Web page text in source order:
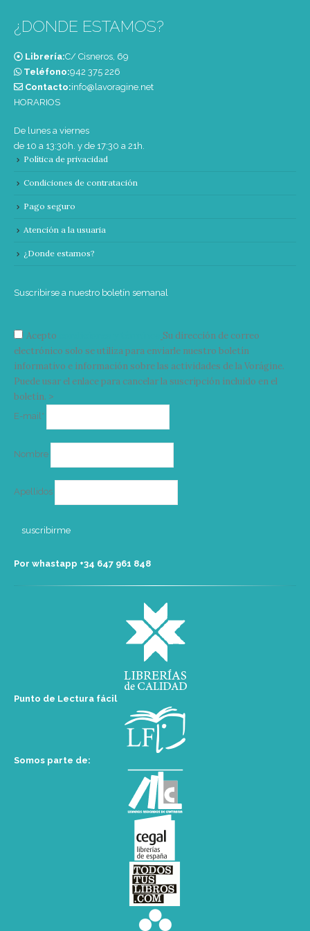
¿DONDE ESTAMOS?
Librería:C/ Cisneros, 69
Teléfono:‭942 375 226‬
Contacto:info@lavoragine.net
HORARIOS
De lunes a viernes
de 10 a 13:30h. y de 17:30 a 21h.
Política de privacidad
Condiciones de contratación
Pago seguro
Atención a la usuaria
¿Donde estamos?
Suscribirse a nuestro boletín semanal
Acepto
Su dirección de correo
electrónico solo se utiliza para enviarle nuestro boletín
informativo e información sobre las actividades de la Vorágine.
Puede usar el enlace para cancelar la suscripción incluido en el
boletín. >
E-mail*
Nombre
Apellidos
Por whastapp +34 ‭647 961 848‬
Punto de Lectura fácil
Somos parte de: